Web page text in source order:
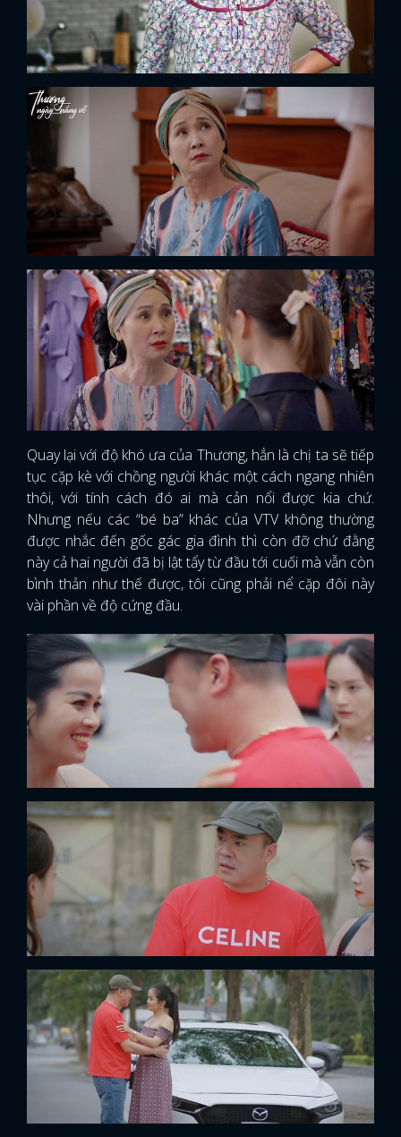
Quay lại với độ khó ưa của Thương, hẳn là chị ta sẽ tiếp
tục cặp kè với chồng người khác một cách ngang nhiên
thôi, với tính cách đó ai mà cản nổi được kia chứ.
Nhưng nếu các “bé ba” khác của VTV không thường
được nhắc đến gốc gác gia đình thì còn đỡ chứ đằng
này cả hai người đã bị lật tẩy từ đầu tới cuối mà vẫn còn
bình thản như thế được, tôi cũng phải nể cặp đôi này
vài phần về độ cứng đầu.